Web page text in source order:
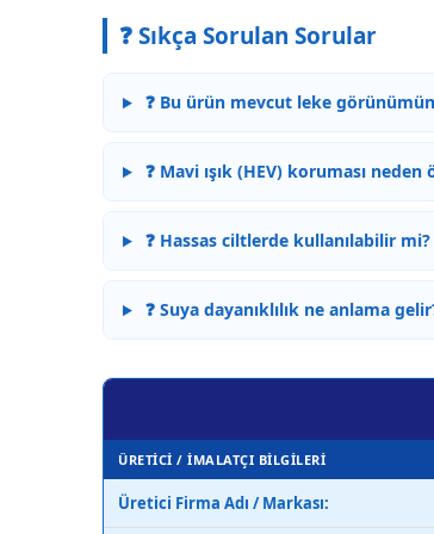
❓ Sıkça Sorulan Sorular
❓ Bu ürün mevcut leke
❓ Mavi ışık (HEV) koruması
❓ Hassas ciltlerde kullanılabilir mi?
❓ Suya dayanıklılık ne anlama
ÜRETİCİ / İMALATÇI BİLGİLERİ
Üretici Firma Adı / Markası: